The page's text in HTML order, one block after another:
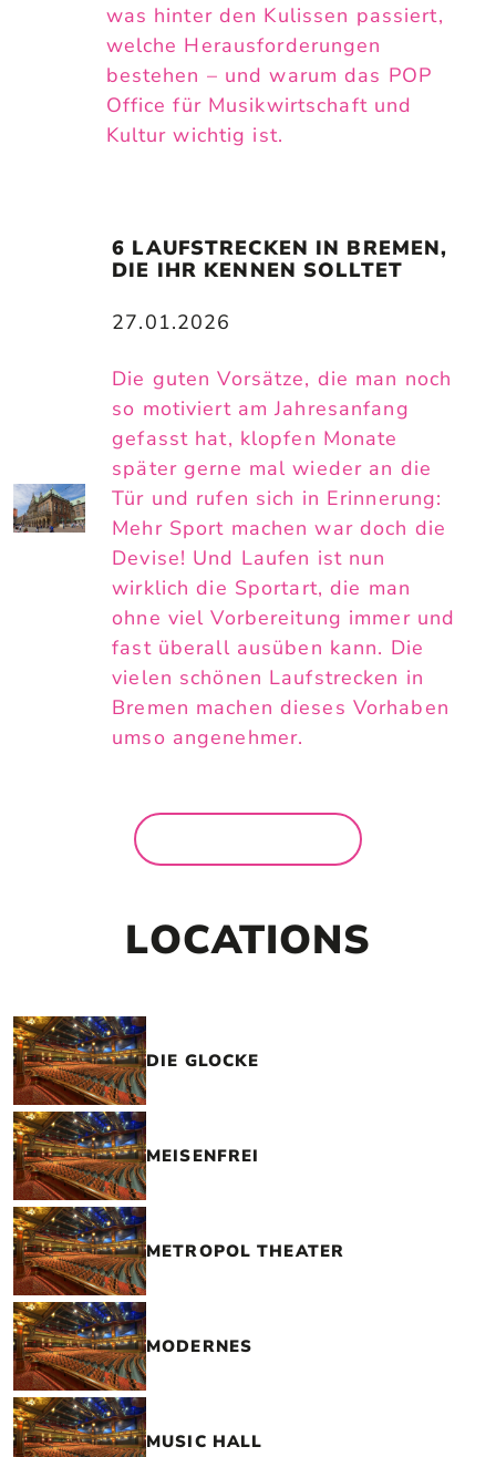
was hinter den Kulissen passiert,
welche Herausforderungen
bestehen – und warum das POP
Office für Musikwirtschaft und
Kultur wichtig ist.
6 LAUFSTRECKEN IN BREMEN,
DIE IHR KENNEN SOLLTET
27.01.2026
Die guten Vorsätze, die man noch
so motiviert am Jahresanfang
gefasst hat, klopfen Monate
später gerne mal wieder an die
Tür und rufen sich in Erinnerung:
Mehr Sport machen war doch die
Devise! Und Laufen ist nun
wirklich die Sportart, die man
ohne viel Vorbereitung immer und
fast überall ausüben kann. Die
vielen schönen Laufstrecken in
Bremen machen dieses Vorhaben
umso angenehmer.
LOCATIONS
DIE GLOCKE
MEISENFREI
METROPOL THEATER
MODERNES
MUSIC HALL